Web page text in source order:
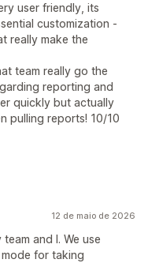
user friendly, its
customization -
really make the
team really go the
reporting and
quickly but actually
pulling reports! 10/10
12 de maio de 2026
and I. We use
for taking